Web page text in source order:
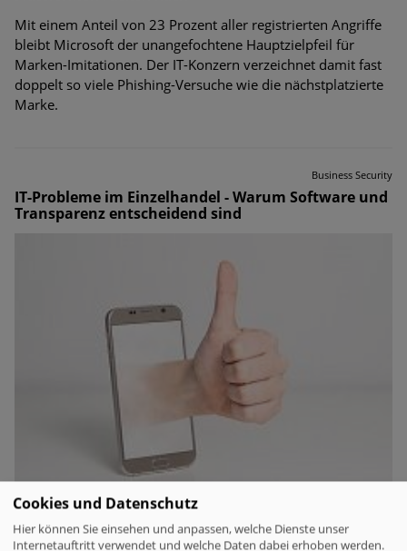
Mit einem Anteil von 23 Prozent aller registrierten Angriffe
bleibt Microsoft der unangefochtene Hauptzielpfeil für
Marken-Imitationen. Der IT-Konzern verzeichnet damit fast
doppelt so viele Phishing-Versuche wie die nächstplatzierte
Marke.
Business Security
IT-Probleme im Einzelhandel - Warum Software und
Transparenz entscheidend sind
IT-Probleme im Einzelhandel – Warum Software und
Cookies und Datenschutz
Hier können Sie einsehen und anpassen, welche Dienste unser
Internetauftritt verwendet und welche Daten dabei erhoben werden.